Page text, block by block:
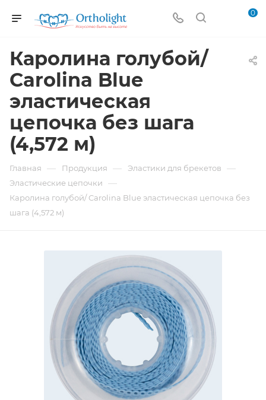
0
Каролина голубой/
Carolina Blue
эластическая
цепочка без шага
(4,572 м)
Главная — Продукция — Эластики для брекетов —
Эластические цепочки —
Каролина голубой/ Carolina Blue эластическая цепочка без
шага (4,572 м)